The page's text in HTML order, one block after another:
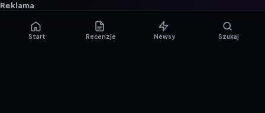
Reklama
ZAŁÓŻ KONTO PRASOWE
Start Recenzje Newsy Szukaj